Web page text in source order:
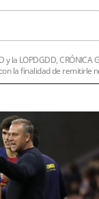
la LOPDGDD, CRÓNICA
la finalidad de remitirle